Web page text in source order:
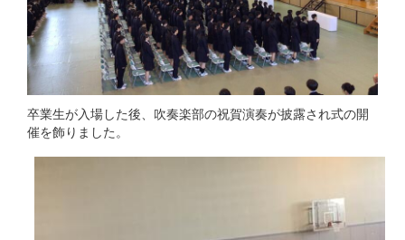
卒業生が入場した後、吹奏楽部の祝賀演奏が披露され式の開
催を飾りました。